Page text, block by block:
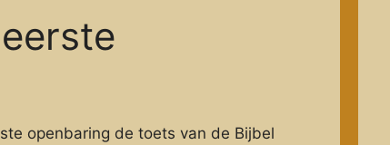
openbaring de toets van de Bijbel